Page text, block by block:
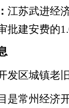
江苏武进经
批建安费的
发区城镇老
是常州经济